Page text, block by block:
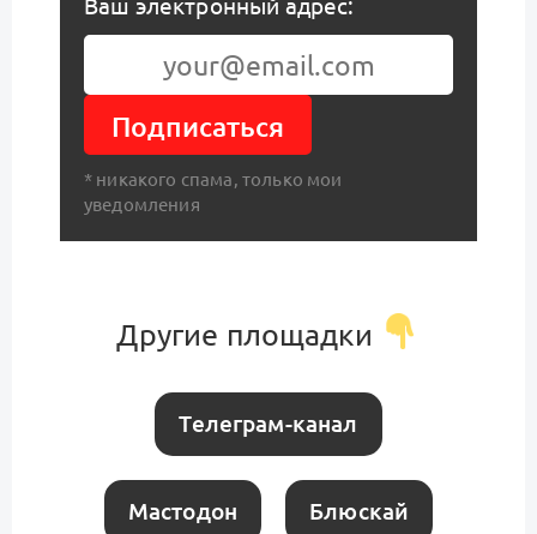
Ваш электронный адрес:
Подписаться
* никакого спама, только мои
уведомления
Другие площадки
Телеграм-канал
Мастодон Блюскай